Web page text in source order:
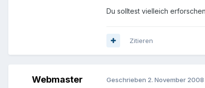
Du solltest vielleich
Zitieren
Webmaster Geschrieben 2. November 2008